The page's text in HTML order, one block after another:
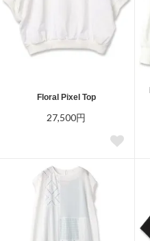
Floral Pixel Top
27,500円